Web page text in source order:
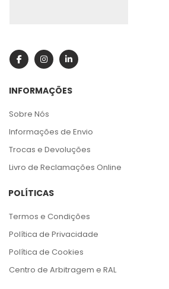
INFORMAÇÕES
Sobre Nós
Informações de Envio
Trocas e Devoluções
Livro de Reclamações Online
POLÍTICAS
Termos e Condições
Política de Privacidade
Política de Cookies
Centro de Arbitragem e RAL